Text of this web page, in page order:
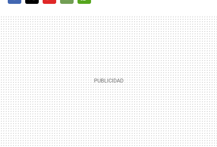
MAIL